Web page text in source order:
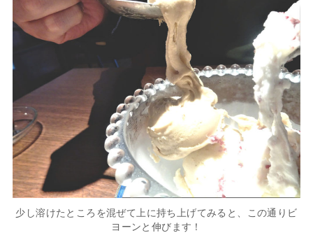
少し溶けたところを混ぜて上に持ち上げてみると、この通りビ
ヨーンと伸びます！